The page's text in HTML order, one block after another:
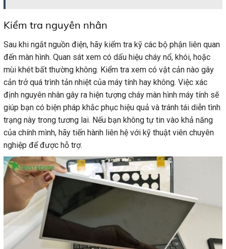
Kiểm tra nguyên nhân
Sau khi ngắt nguồn điện, hãy kiểm tra kỹ các bộ phận liên quan
đến màn hình. Quan sát xem có dấu hiệu cháy nổ, khói, hoặc
mùi khét bất thường không. Kiểm tra xem có vật cản nào gây
cản trở quá trình tản nhiệt của máy tính hay không. Việc xác
định nguyên nhân gây ra hiện tượng cháy màn hình máy tính sẽ
giúp bạn có biện pháp khắc phục hiệu quả và tránh tái diễn tình
trạng này trong tương lai. Nếu bạn không tự tin vào khả năng
của chính mình, hãy tiến hành liên hệ với kỹ thuật viên chuyên
nghiệp để được hỗ trợ.